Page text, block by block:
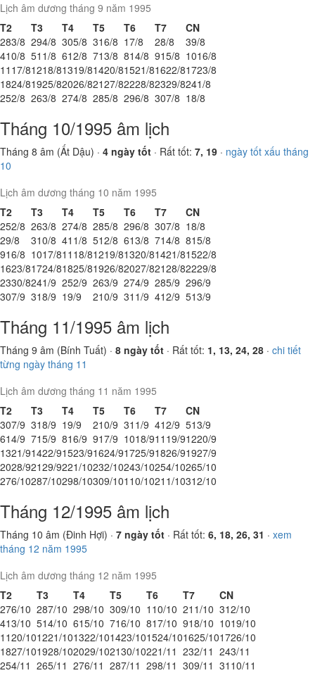
Lịch âm dương tháng 9 năm 1995
T2
T3 T4 T5 T6 T7
CN
283/8 294/8 305/8 316/8 17/8 28/8 39/8
410/8 511/8 612/8 713/8 814/8 915/8 1016/8
11 17/81218/81319/81420/81521/81622/81723/8
1824/81925/82026/82127/82228/82329/8241/8
252/8 263/8 274/8 285/8 296/8 307/8 18/8
Tháng 10/1995 âm lịch
Tháng 8 âm (Ất Dậu) · 4 ngày tốt · Rất tốt: 7, 19 · ngày tốt xấu tháng
10
Lịch âm dương tháng 10 năm 1995
T2
T3 T4 T5 T6 T7
CN
252/8 263/8 274/8 285/8 296/8 307/8 18/8
29/8 310/8 411/8 512/8 613/8 714/8 815/8
916/8 1017/811 18/81219/81320/81421/81522/8
1623/81724/81825/81926/82027/82128/82229/8
2330/8241/9 252/9 263/9 274/9 285/9 296/9
307/9 318/9 19/9 210/9 311/9 412/9 513/9
Tháng 11/1995 âm lịch
Tháng 9 âm (Bính Tuất) · 8 ngày tốt · Rất tốt: 1, 13, 24, 28 · chi tiết
từng ngày tháng 11
Lịch âm dương tháng 11 năm 1995
T2
T3 T4 T5 T6 T7
CN
307/9 318/9 19/9 210/9 311/9 412/9 513/9
614/9 715/9 816/9 917/9 1018/911 19/91220/9
1321/91422/91523/91624/91725/91826/91927/9
2028/92129/9221/10232/10243/10254/10265/10
276/10287/10298/10309/101 10/10211/10312/10
Tháng 12/1995 âm lịch
Tháng 10 âm (Đinh Hợi) · 7 ngày tốt · Rất tốt: 6, 18, 26, 31 · xem
tháng 12 năm 1995
Lịch âm dương tháng 12 năm 1995
T2
T3 T4 T5 T6 T7
CN
276/10 287/10 298/10 309/10 1 10/10 211/10 312/10
413/10 514/10 615/10 716/10 817/10 918/10 1019/10
1120/101221/101322/101423/101524/101625/101726/10
1827/101928/102029/102130/10221/11 232/11 243/11
254/11 265/11 276/11 287/11 298/11 309/11 31 10/11